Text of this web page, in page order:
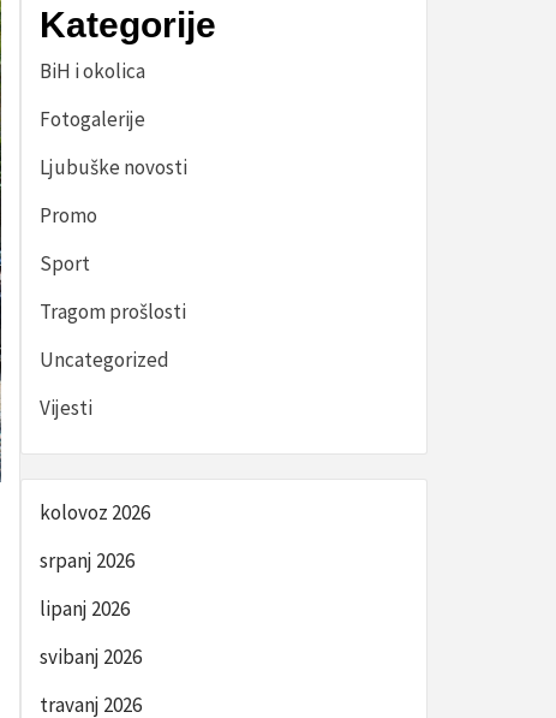
Kategorije
BiH i okolica
Fotogalerije
Ljubuške novosti
Promo
Sport
Tragom prošlosti
Uncategorized
Vijesti
kolovoz 2026
srpanj 2026
lipanj 2026
svibanj 2026
travanj 2026